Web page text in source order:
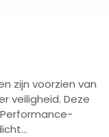
zijn voorzien van
veiligheid. Deze
Performance-